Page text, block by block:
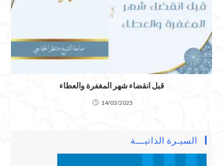
قبل انقضاء شهر المغفرة والعطاء
14/03/2025
السيـرة الذاتيـــة